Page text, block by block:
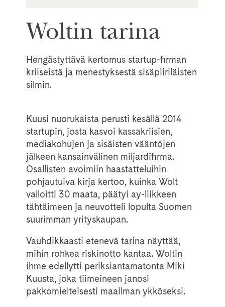
Woltin tarina
Hengästyttävä kertomus startup-firman
kriiseistä ja menestyksestä sisäpiiriläisten
silmin.
Kuusi nuorukaista perusti kesällä 2014
startupin, josta kasvoi kassakriisien,
mediakohujen ja sisäisten vääntöjen
jälkeen kansainvälinen miljardifirma.
Osallisten avoimiin haastatteluihin
pohjautuiva kirja kertoo, kuinka Wolt
valloitti 30 maata, päätyi ay-liikkeen
tähtäimeen ja neuvotteli lopulta Suomen
suurimman yrityskaupan.
Vauhdikkaasti etenevä tarina näyttää,
mihin rohkea riskinotto kantaa. Woltin
ihme edellytti periksiantamatonta Miki
Kuusta, joka tiimeineen janosi
pakkomielteisesti maailman ykköseksi.